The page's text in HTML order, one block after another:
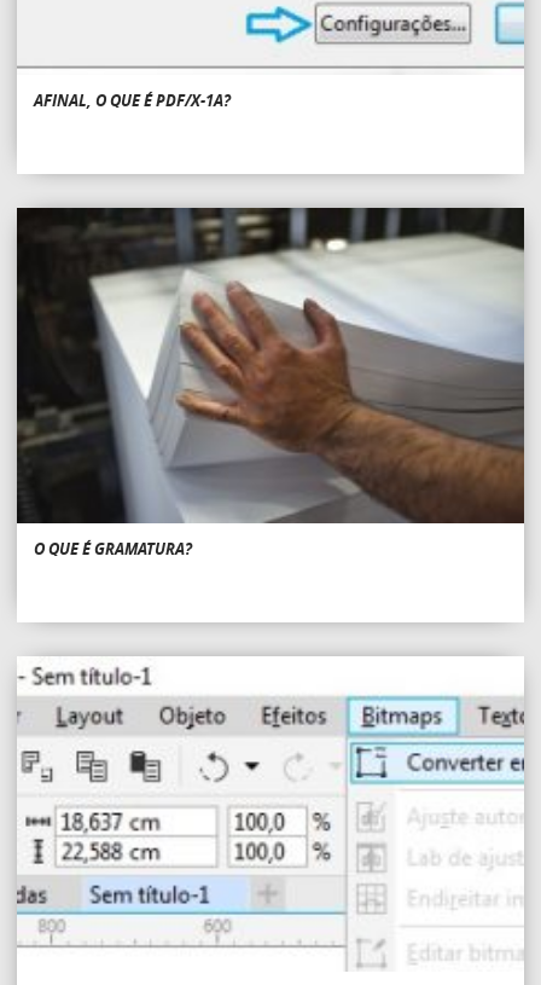
AFINAL, O QUE É PDF/X-1A?
O QUE É GRAMATURA?